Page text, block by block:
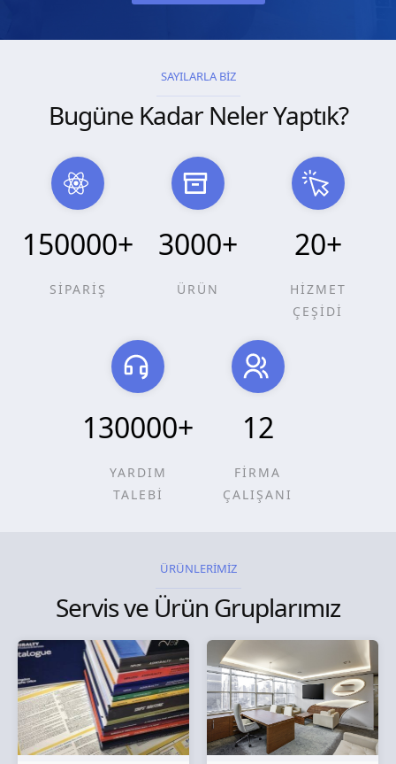
SAYILARLA BİZ
Bugüne Kadar Neler Yaptık?
150000+
SİPARİŞ
3000+
ÜRÜN
20+
HİZMET
ÇEŞİDİ
130000+
YARDIM
TALEBİ
12
FİRMA
ÇALIŞANI
ÜRÜNLERİMİZ
Servis ve Ürün Gruplarımız